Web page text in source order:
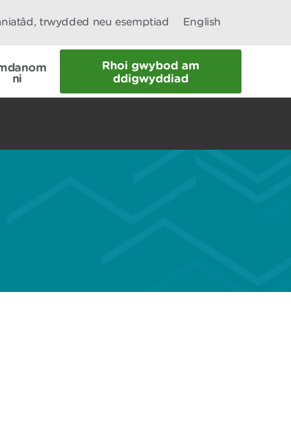
trwydded neu esemptiad English
ni
Rhoi gwybod am
ddigwyddiad